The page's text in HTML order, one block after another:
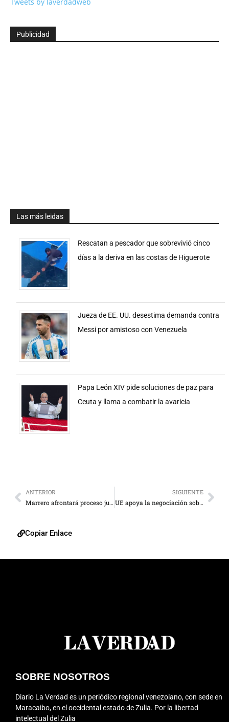
Publicidad
Las más leidas
Rescatan a pescador que sobrevivió cinco
días a la deriva en las costas de Higuerote
Jueza de EE. UU. desestima demanda contra
Messi por amistoso con Venezuela
Papa León XIV pide soluciones de paz para
Ceuta y llama a combatir la avaricia
ANTERIOR
Marrero afrontará proceso judicial por corrupción en prisión
SIGUIENTE
UE apoya la negociación sobre Venezuela en Oslo
Copiar Enlace
SOBRE NOSOTROS
Diario La Verdad es un periódico regional venezolano, con sede en
Maracaibo, en el occidental estado de Zulia. Por la libertad
intelectual del Zulia